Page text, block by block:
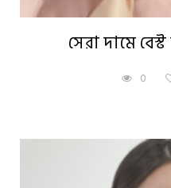
সেরা দামে
0